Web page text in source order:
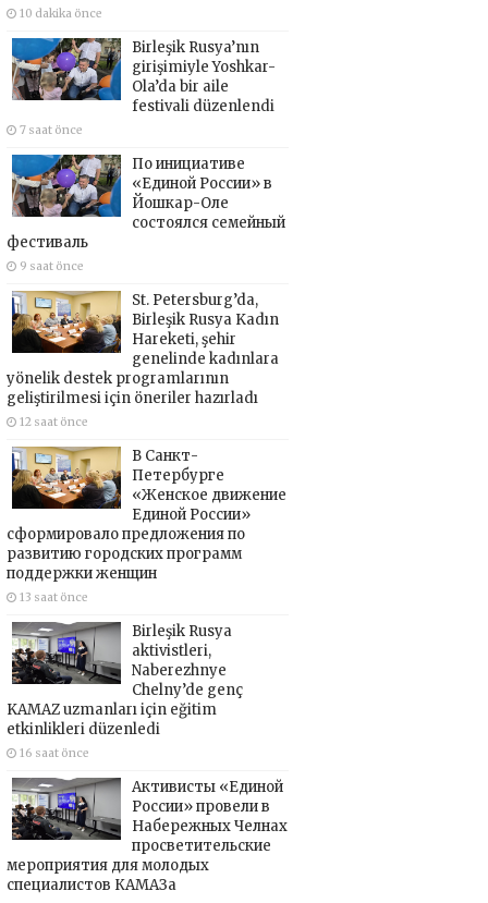
10 dakika önce
Birleşik Rusya’nın
girişimiyle Yoshkar-
Ola’da bir aile
festivali düzenlendi
7 saat önce
По инициативе
«Единой России» в
Йошкар-Оле
состоялся семейный
фестиваль
9 saat önce
St. Petersburg’da,
Birleşik Rusya Kadın
Hareketi, şehir
genelinde kadınlara
yönelik destek programlarının
geliştirilmesi için öneriler hazırladı
12 saat önce
В Санкт-
Петербурге
«Женское движение
Единой России»
сформировало предложения по
развитию городских программ
поддержки женщин
13 saat önce
Birleşik Rusya
aktivistleri,
Naberezhnye
Chelny’de genç
KAMAZ uzmanları için eğitim
etkinlikleri düzenledi
16 saat önce
Активисты «Единой
России» провели в
Набережных Челнах
просветительские
мероприятия для молодых
специалистов КАМАЗа